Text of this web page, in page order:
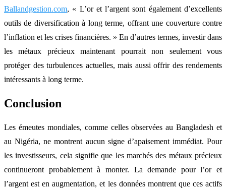
Ballandgestion.com, « L’or et l’argent sont également d’excellents
outils de diversification à long terme, offrant une couverture contre
l’inflation et les crises financières. » En d’autres termes, investir dans
les métaux précieux maintenant pourrait non seulement vous
protéger des turbulences actuelles, mais aussi offrir des rendements
intéressants à long terme.
Conclusion
Les émeutes mondiales, comme celles observées au Bangladesh et
au Nigéria, ne montrent aucun signe d’apaisement immédiat. Pour
les investisseurs, cela signifie que les marchés des métaux précieux
continueront probablement à monter. La demande pour l’or et
l’argent est en augmentation, et les données montrent que ces actifs